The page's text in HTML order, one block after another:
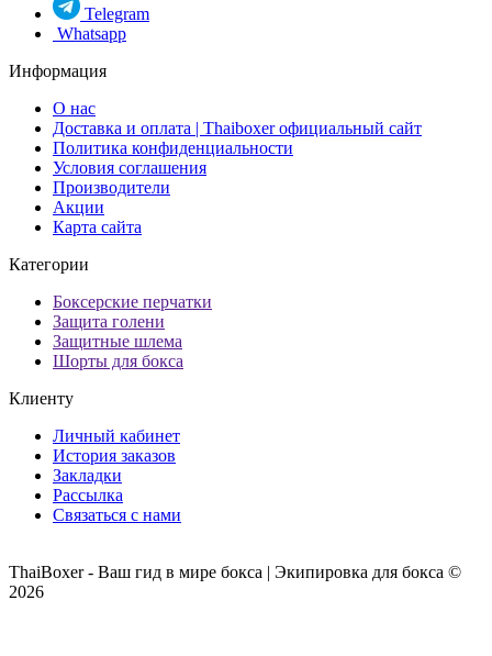
Telegram
Whatsapp
Информация
О нас
Доставка и оплата | Thaiboxer официальный сайт
Политика конфиденциальности
Условия соглашения
Производители
Акции
Карта сайта
Категории
Боксерские перчатки
Защита голени
Защитные шлема
Шорты для бокса
Клиенту
Личный кабинет
История заказов
Закладки
Рассылка
Связаться с нами
ThaiBoxer - Ваш гид в мире бокса | Экипировка для бокса ©
2026